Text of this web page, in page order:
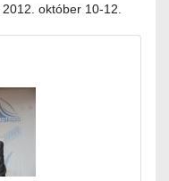
október 10-12.